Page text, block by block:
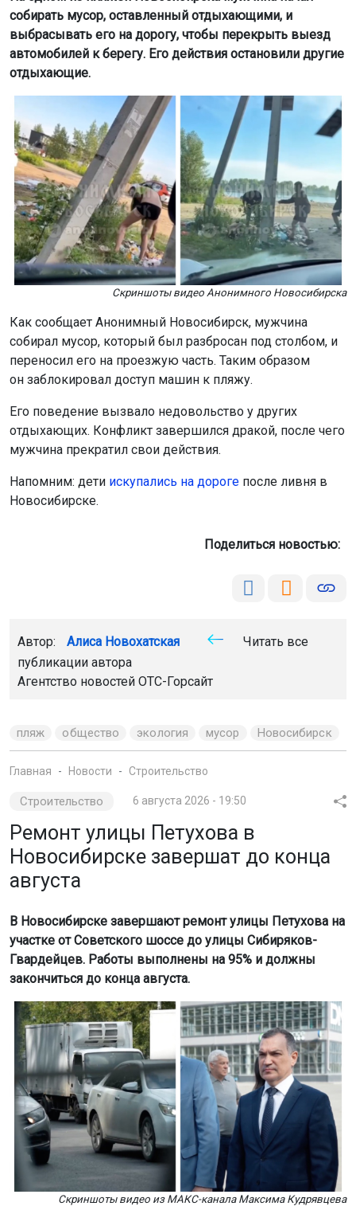
собирать мусор, оставленный отдыхающими, и
выбрасывать его на дорогу, чтобы перекрыть выезд
автомобилей к берегу. Его действия остановили другие
отдыхающие.
Скриншоты видео Анонимного Новосибирска
Как сообщает Анонимный Новосибирск, мужчина
собирал мусор, который был разбросан под столбом, и
переносил его на проезжую часть. Таким образом
он заблокировал доступ машин к пляжу.
Его поведение вызвало недовольство у других
отдыхающих. Конфликт завершился дракой, после чего
мужчина прекратил свои действия.
Напомним: дети искупались на дороге после ливня в
Новосибирске.
Поделиться новостью:
Автор: Алиса Новохатская
Читать все
публикации автора
Агентство новостей ОТС-Горсайт
пляж общество экология мусор Новосибирск
Главная Новости Строительство
Строительство 6 августа 2026 - 19:50
Ремонт улицы Петухова в
Новосибирске завершат до конца
августа
В Новосибирске завершают ремонт улицы Петухова на
участке от Советского шоссе до улицы Сибиряков-
Гвардейцев. Работы выполнены на 95% и должны
закончиться до конца августа.
Скриншоты видео из МАКС-канала Максима Кудрявцева